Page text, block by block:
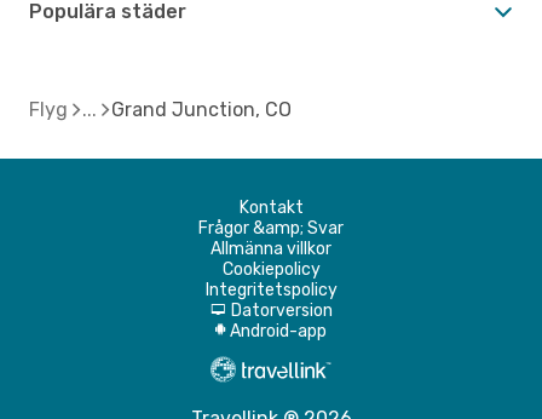
Populära städer
Flyg Grand Junction, CO
Kontakt
Frågor &amp; Svar
Allmänna villkor
Cookiepolicy
Integritetspolicy
d Datorversion
A Android-app